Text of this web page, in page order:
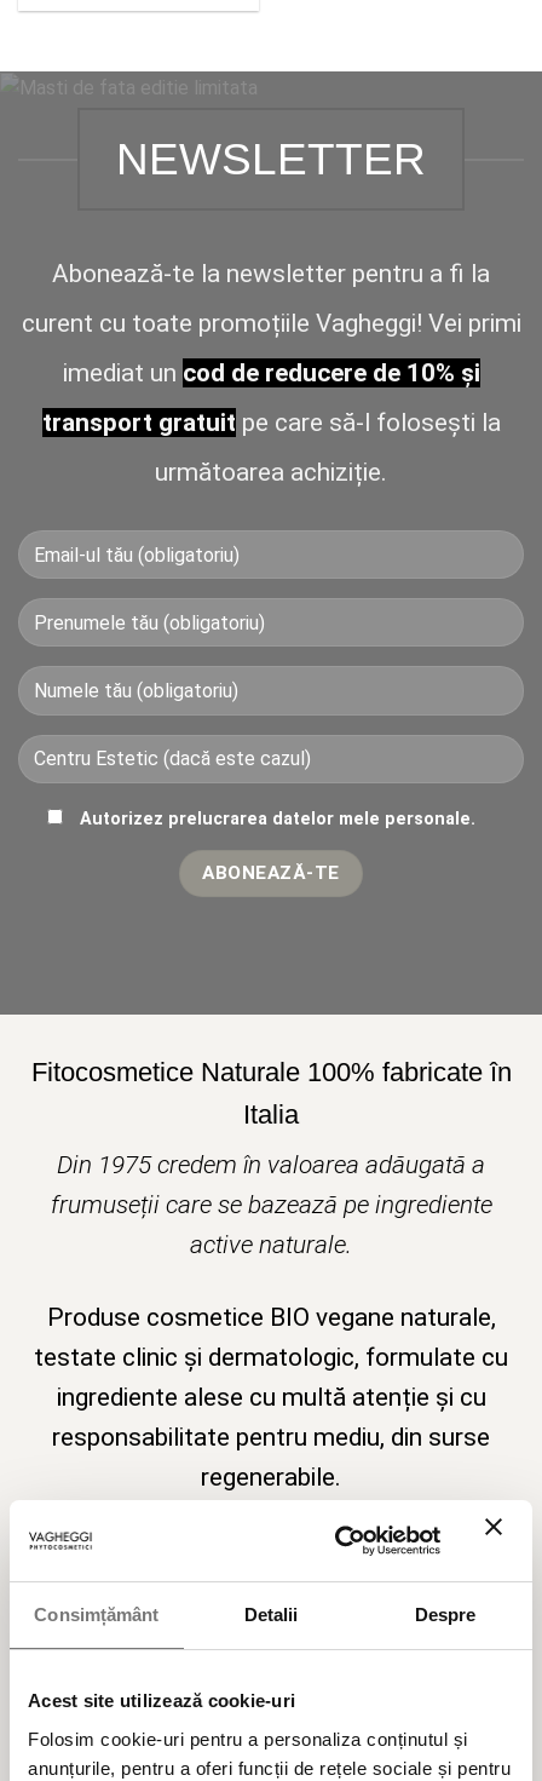
Consimțământ Detalii Despre
Acest site utilizează cookie-uri
Folosim cookie-uri pentru a personaliza conținutul și
anunțurile, pentru a oferi funcții de rețele sociale și pentru
NEWSLETTER
Abonează-te la newsletter pentru a fi la
curent cu toate promoțiile Vagheggi! Vei primi
imediat un cod de reducere de 10% și
transport gratuit pe care să-l folosești la
următoarea achiziție.
Autorizez prelucrarea datelor mele personale.
Fitocosmetice Naturale 100% fabricate în
Italia
Din 1975 credem în valoarea adăugată a
frumuseții care se bazează pe ingrediente
active naturale.
Produse cosmetice BIO vegane naturale,
testate clinic și dermatologic, formulate cu
ingrediente alese cu multă atenție și cu
responsabilitate pentru mediu, din surse
regenerabile.
Cele mai populare categorii de produse cosmetice
BESTSELLER